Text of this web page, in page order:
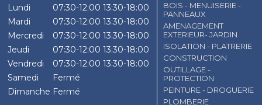
Lundi
07:30-12:00 13:30-18:00
Mardi
07:30-12:00 13:30-18:00
Mercredi
07:30-12:00 13:30-18:00
Jeudi
07:30-12:00 13:30-18:00
Vendredi
07:30-12:00 13:30-18:00
Samedi
Fermé
Dimanche Fermé
BOIS - MENUISERIE -
PANNEAUX
AMENAGEMENT
EXTERIEUR- JARDIN
ISOLATION - PLATRERIE
CONSTRUCTION
OUTILLAGE -
PROTECTION
PEINTURE - DROGUERIE
PLOMBERIE